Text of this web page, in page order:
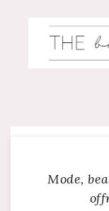
Mode,